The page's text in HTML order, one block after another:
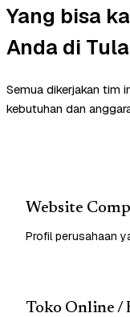
Yang bisa
Anda di
Semua dikerjakan tim
kebutuhan dan
Website
Profil perusahaan
Toko Online /